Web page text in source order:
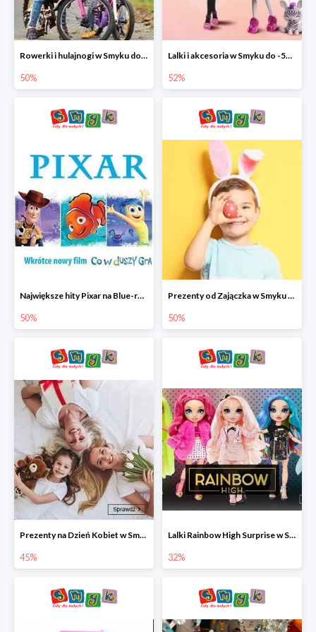
Rowerki i hulajnogi w Smyku do -50%
50%
Lalki i akcesoria w Smyku do -52%
52%
Największe hity Pixar na Blue-rey i DVD w Smyku - drugi film -50%
50%
Prezenty od Zajączka w Smyku do -50%
50%
Prezenty na Dzień Kobiet w Smyku do -45%
45%
Lalki Rainbow High Surprise w Smyku do -35%
32%